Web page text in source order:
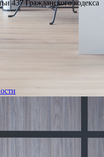
437 Гражданского кодекса